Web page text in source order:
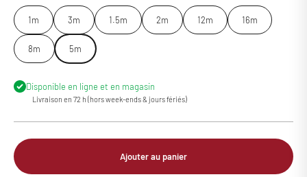
1m 3m 1.5m 2m 12m 16m
8m 5m
Disponible en ligne et en magasin
Livraison en 72 h (hors week-ends & jours fériés)
Ajouter au panier